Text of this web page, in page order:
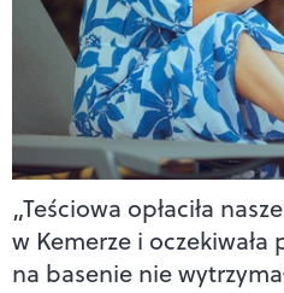
„Teściowa opłaciła
w Kemerze i oczekiwała
na basenie nie